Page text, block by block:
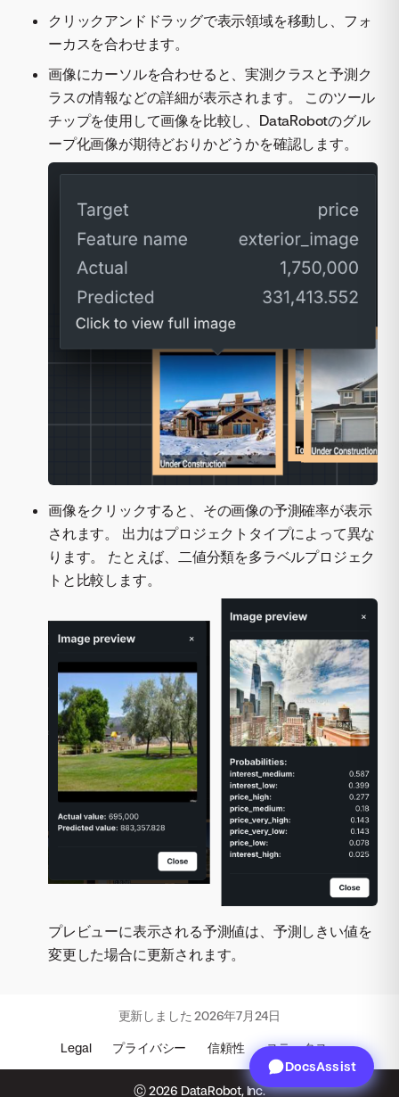
クリックアンドドラッグで表示領域を移動し、フォ
ーカスを合わせます。
画像にカーソルを合わせると、実測クラスと予測ク
ラスの情報などの詳細が表示されます。 このツール
チップを使用して画像を比較し、DataRobotのグル
ープ化画像が期待どおりかどうかを確認します。
画像をクリックすると、その画像の予測確率が表示
されます。 出力はプロジェクトタイプによって異な
ります。 たとえば、二値分類を多ラベルプロジェク
トと比較します。
プレビューに表示される予測値は、予測しきい値を
変更した場合に更新されます。
Legal プライバシー 信頼性 ステータス
更新しました2026年7月24日
© 2026 DataRobot, Inc.
DocsAssist